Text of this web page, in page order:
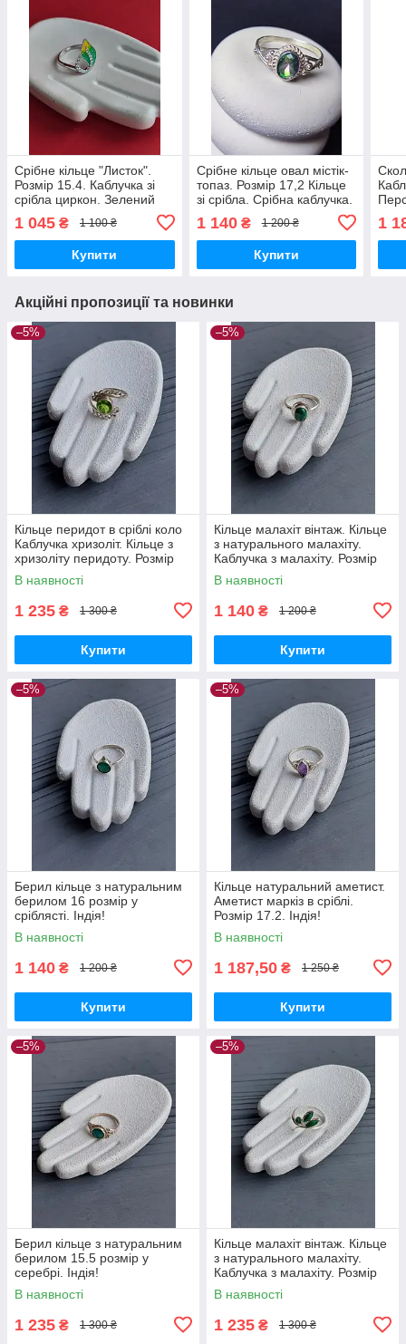
Срібне кільце "Листок".
Розмір 15.4. Каблучка зі
срібла циркон. Зелений
1 045 ₴ 1 100 ₴
Купити
Срібне кільце овал містік-
топаз. Розмір 17,2 Кільце
зі срібла. Срібна каблучка.
1 140₴ 1 200 ₴
Купити
1
Акційні пропозиції та новинки
–5%
Кільце перидот в сріблі коло
Каблучка хризоліт. Кільце з
хризоліту перидоту. Розмір
16. Індія!
В наявності
1 235 ₴ 1 300 ₴
Купити
–5%
Кільце малахіт вінтаж. Кільце
з натурального малахіту.
Каблучка з малахіту. Розмір
15.5. Індія!
В наявності
1 140 ₴ 1 200 ₴
Купити
–5%
Берил кільце з натуральним
берилом 16 розмір у
сріблясті. Індія!
В наявності
1 140 ₴ 1 200 ₴
Купити
–5%
Кільце натуральний аметист.
Аметист маркіз в сріблі.
Розмір 17.2. Індія!
В наявності
1 187,50 ₴ 1 250 ₴
Купити
–5%
Берил кільце з натуральним
берилом 15.5 розмір у
серебрі. Індія!
В наявності
1 235 ₴ 1 300 ₴
–5%
Кільце малахіт вінтаж. Кільце
з натурального малахіту.
Каблучка з малахіту. Розмір
15,8. Індія!
В наявності
1 235 ₴ 1 300 ₴